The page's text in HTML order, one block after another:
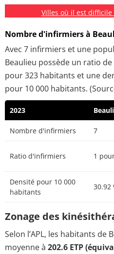
Villes où il est
Nombre d'infirmiers à
Avec 7 infirmiers et une
Beaulieu possède un ratio
pour 323 habitants et une
pour 10 000 habitants.
2023
Nombre d'infirmiers 7
Ratio d'infirmiers 1
Densité pour 10 000
habitants
Zonage des
Selon l’APL, les habitants de
moyenne à 202.6 ETP